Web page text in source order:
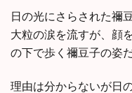
日の光にさらされた禰
大粒の涙を流すが、顔
の下で歩く禰豆子の姿だ
理由は分からないが日